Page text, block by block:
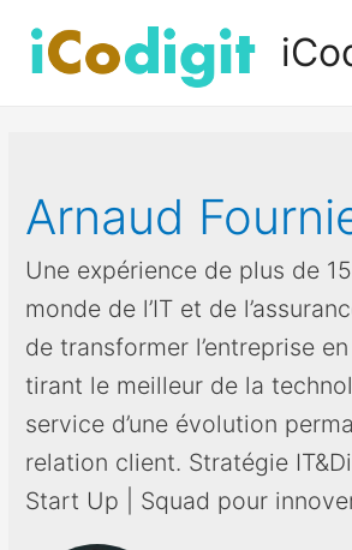
Arnaud
Une expérience de plus de
monde de l’IT et de
de transformer l’entreprise
tirant le meilleur de la
service d’une évolution
relation client. Stratégie
Start Up | Squad pour